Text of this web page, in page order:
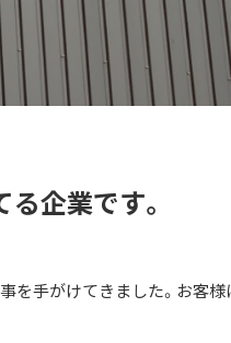
企業です。
を手がけてきました。お客